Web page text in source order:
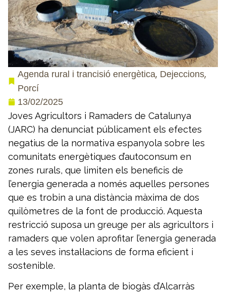
Agenda rural i trancisió energètica, Dejeccions,
Porcí
13/02/2025
Joves Agricultors i Ramaders de Catalunya
(JARC) ha denunciat públicament els efectes
negatius de la normativa espanyola sobre les
comunitats energètiques d’autoconsum en
zones rurals, que limiten els beneficis de
l’energia generada a només aquelles persones
que es trobin a una distància màxima de dos
quilòmetres de la font de producció. Aquesta
restricció suposa un greuge per als agricultors i
ramaders que volen aprofitar l’energia generada
a les seves instal·lacions de forma eficient i
sostenible.
Per exemple, la planta de biogàs d’Alcarràs